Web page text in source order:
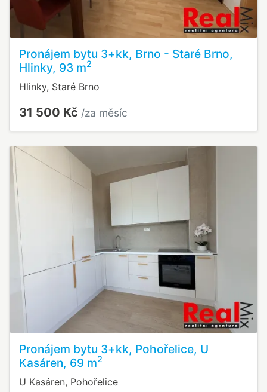
Pronájem bytu 3+kk, Brno - Staré Brno,
Hlinky, 93 m2
Hlinky, Staré Brno
31 500 Kč /za měsíc
Pronájem bytu 3+kk, Pohořelice, U
Kasáren, 69 m2
U Kasáren, Pohořelice